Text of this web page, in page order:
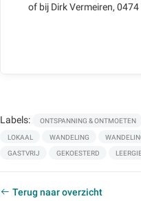
of bij Dirk Vermeiren,
Labels: ONTSPANNING & ONTMOETEN
LOKAAL WANDELING
GASTVRIJ GEKOESTERD
Terug naar overzicht